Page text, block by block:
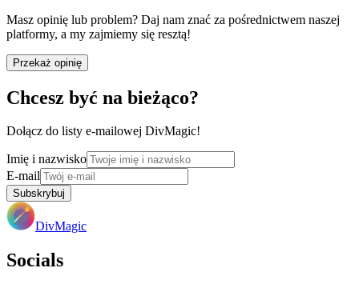
Masz opinię lub problem? Daj nam znać za pośrednictwem naszej
platformy, a my zajmiemy się resztą!
Przekaż opinię
Chcesz być na bieżąco?
Dołącz do listy e-mailowej DivMagic!
Imię i nazwisko
E-mail
Subskrybuj
DivMagic
Socials